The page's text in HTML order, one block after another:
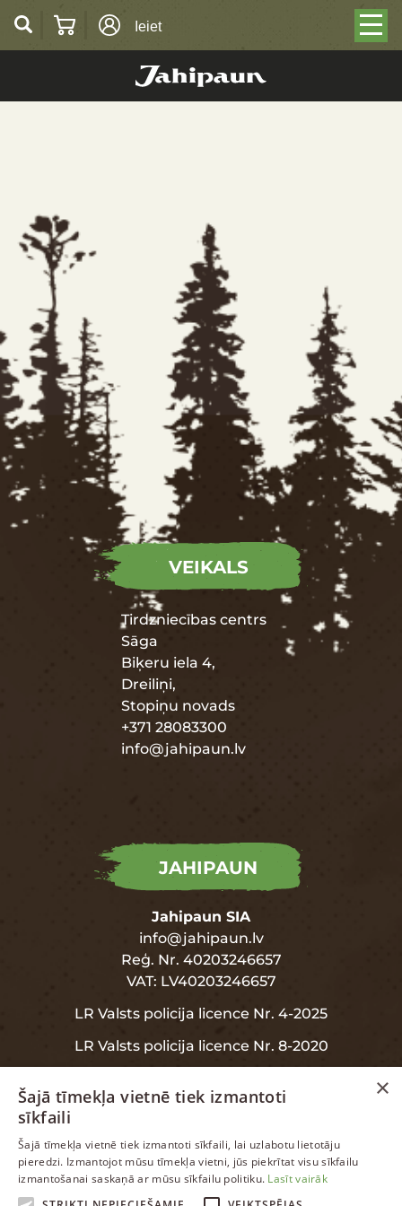
Ieiet
VEIKALS
Tirdzniecības centrs
Sāga
Biķeru iela 4,
Dreiliņi,
Stopiņu novads
+371 28083300
info@jahipaun.lv
JAHIPAUN
Jahipaun SIA
info@jahipaun.lv
Reģ. Nr. 40203246657
VAT: LV40203246657
LR Valsts policija licence Nr. 4-2025
LR Valsts policija licence Nr. 8-2020
INFORMĀCIJA
Garantija
ENGLISH
×
Šajā tīmekļa vietnē tiek izmantoti
sīkfaili
Šajā tīmekļa vietnē tiek izmantoti sīkfaili, lai uzlabotu lietotāju
pieredzi. Izmantojot mūsu tīmekļa vietni, jūs piekrītat visu sīkfailu
izmantošanai saskaņā ar mūsu sīkfailu politiku. Lasīt vairāk